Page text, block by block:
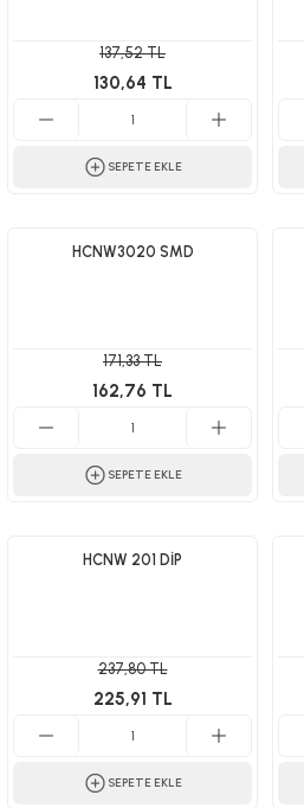
137,52 TL
130,64 TL
SEPETE EKLE
HCNW3020 SMD
171,33 TL
162,76 TL
SEPETE EKLE
HCNW 201 DİP
237,80 TL
225,91 TL
SEPETE EKLE